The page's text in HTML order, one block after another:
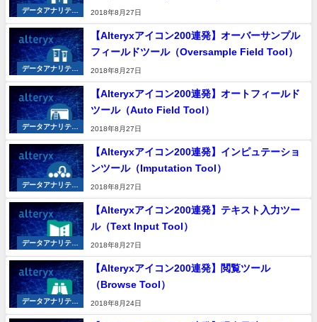
データアナリティ
2018年8月27日
データアナリティ
【Alteryxアイコン200連発】オーバーサンプル
フィールドツール（Oversample Field Tool）
2018年8月27日
データアナリティ
【Alteryxアイコン200連発】オートフィールド
ツール（Auto Field Tool）
2018年8月27日
データアナリティ
【Alteryxアイコン200連発】インピュテーショ
ンツール（Imputation Tool）
2018年8月27日
データアナリティ
【Alteryxアイコン200連発】テキスト入力ツー
ル（Text Input Tool）
2018年8月27日
データアナリティ
【Alteryxアイコン200連発】閲覧ツール
（Browse Tool）
2018年8月24日